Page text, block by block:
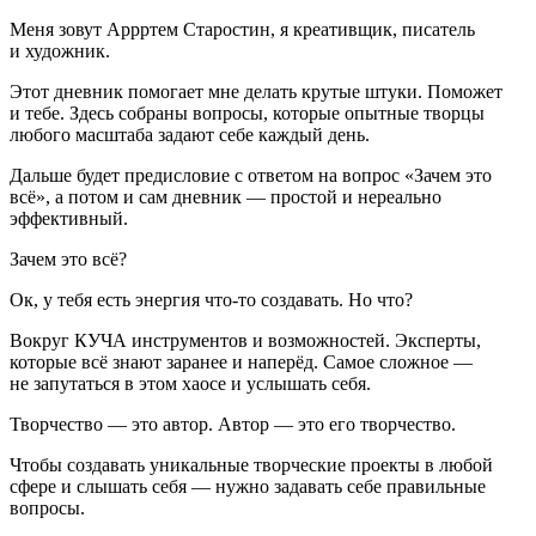
Меня зовут Аррртем Старостин, я креативщик, писатель
и художник.
Этот дневник помогает мне делать крутые штуки. Поможет
и тебе. Здесь собраны вопросы, которые опытные творцы
любого масштаба задают себе каждый день.
Дальше будет предисловие с ответом на вопрос «Зачем это
всё», а потом и сам дневник — простой и нереально
эффективный.
Зачем это всё?
Ок, у тебя есть энергия что-то создавать. Но что?
Вокруг КУЧА инструментов и возможностей. Эксперты,
которые всё знают заранее и наперёд. Самое сложное —
не запутаться в этом хаосе и услышать себя.
Творчество — это автор. Автор — это его творчество.
Чтобы создавать уникальные творческие проекты в любой
сфере и слышать себя — нужно задавать себе правильные
вопросы.